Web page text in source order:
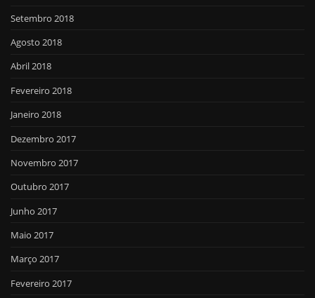
Setembro 2018
Agosto 2018
Abril 2018
Fevereiro 2018
Janeiro 2018
Dezembro 2017
Novembro 2017
Outubro 2017
Junho 2017
Maio 2017
Março 2017
Fevereiro 2017